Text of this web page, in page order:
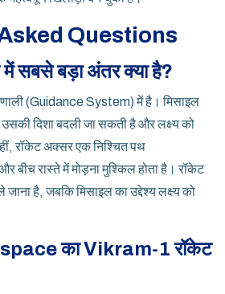
Questions
सबसे बड़ा अंतर क्या है?
(Guidance System) में है। मिसाइल
दिशा बदली जा सकती है और लक्ष्य को
रॉकेट अक्सर एक निश्चित पथ
बीच रास्ते में मोड़ना मुश्किल होता है। रॉकेट
है, जबकि मिसाइल का उद्देश्य लक्ष्य को
का Vikram-1 रॉकेट